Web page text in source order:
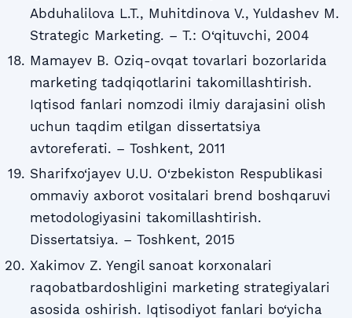
Abduhalilova L.T., Muhitdinova V., Yuldashev M.
Strategic Marketing. – T.: O‘qituvchi, 2004
Mamayev B. Oziq-ovqat tovarlari bozorlarida
marketing tadqiqotlarini takomillashtirish.
Iqtisod fanlari nomzodi ilmiy darajasini olish
uchun taqdim etilgan dissertatsiya
avtoreferati. – Toshkent, 2011
Sharifxo‘jayev U.U. O‘zbekiston Respublikasi
ommaviy axborot vositalari brend boshqaruvi
metodologiyasini takomillashtirish.
Dissertatsiya. – Toshkent, 2015
Xakimov Z. Yengil sanoat korxonalari
raqobatbardoshligini marketing strategiyalari
asosida oshirish. Iqtisodiyot fanlari bo‘yicha